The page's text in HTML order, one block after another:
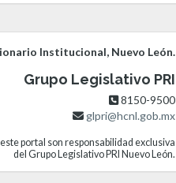
Institucional, Nuevo León.
Grupo Legislativo PRI
8150-9500
glpri@hcnl.gob.mx
portal son responsabilidad exclusiva
del Grupo Legislativo PRI Nuevo León.